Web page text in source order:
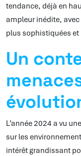
tendance, déjà en
ampleur inédite, avec
plus sophistiquées
Un
L’année 2024 a vu
sur les
intérêt grandissant